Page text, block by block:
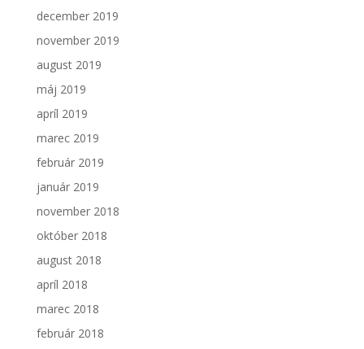
december 2019
november 2019
august 2019
máj 2019
apríl 2019
marec 2019
február 2019
január 2019
november 2018
október 2018
august 2018
apríl 2018
marec 2018
február 2018
stránky.